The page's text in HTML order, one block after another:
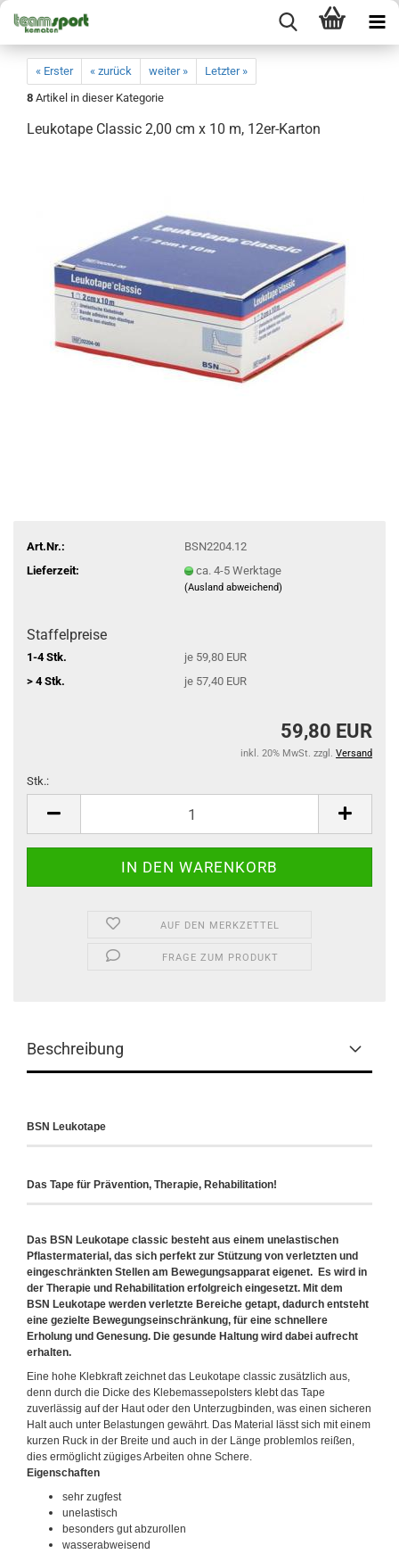
« Erster « zurück weiter »
Letzter »
8 Artikel in dieser Kategorie
Leukotape Classic 2,00 cm x 10 m, 12er-Karton
Art.Nr.:
BSN2204.12
Lieferzeit:
ca. 4-5 Werktage
(Ausland abweichend)
Staffelpreise
1-4 Stk.
je 59,80 EUR
> 4 Stk.
je 57,40 EUR
59,80 EUR
inkl. 20% MwSt. zzgl. Versand
Stk.:
AUF DEN MERKZETTEL
FRAGE ZUM PRODUKT
Beschreibung
BSN Leukotape
Das Tape für Prävention, Therapie, Rehabilitation!
Das BSN Leukotape classic besteht aus einem unelastischen
Pflastermaterial, das sich perfekt zur Stützung von verletzten und
eingeschränkten Stellen am Bewegungsapparat eigenet. Es wird in
der Therapie und Rehabilitation erfolgreich eingesetzt. Mit dem
BSN Leukotape werden verletzte Bereiche getapt, dadurch entsteht
eine gezielte Bewegungseinschränkung, für eine schnellere
Erholung und Genesung. Die gesunde Haltung wird dabei aufrecht
erhalten.
Eine hohe Klebkraft zeichnet das Leukotape classic zusätzlich aus,
denn durch die Dicke des Klebemassepolsters klebt das Tape
zuverlässig auf der Haut oder den Unterzugbinden, was einen sicheren
Halt auch unter Belastungen gewährt. Das Material lässt sich mit einem
kurzen Ruck in der Breite und auch in der Länge problemlos reißen,
dies ermöglicht zügiges Arbeiten ohne Schere.
Eigenschaften
sehr zugfest
unelastisch
besonders gut abzurollen
wasserabweisend